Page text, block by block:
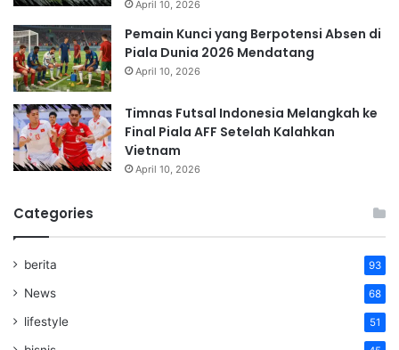
April 10, 2026
Pemain Kunci yang Berpotensi Absen di
Piala Dunia 2026 Mendatang
April 10, 2026
Timnas Futsal Indonesia Melangkah ke
Final Piala AFF Setelah Kalahkan
Vietnam
April 10, 2026
Categories
berita 93
News 68
lifestyle 51